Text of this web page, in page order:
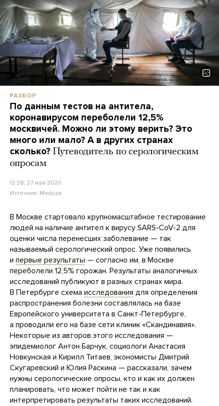
РАЗБОР
По данным тестов на антитела,
коронавирусом переболели 12,5%
москвичей. Можно ли этому верить? Это
много или мало? А в других странах
сколько? Путеводитель по серологическим
опросам
12:38, 27 мая 2020
Источник: Meduza
В Москве стартовало крупномасштабное тестирование
людей на наличие антител к вирусу SARS-CoV-2 для
оценки числа перенесших заболевание — так
называемый серологический опрос. Уже появились
и первые результаты — согласно им, в Москве
переболели 12,5% горожан. Результаты аналогичных
исследований публикуют в разных странах мира.
В Петербурге схема исследования для определения
распространения болезни составлялась на базе
Европейского университета в Санкт-Петербурге,
а проводили его на базе сети клиник «Скандинавия».
Некоторые из авторов этого исследования —
эпидемиолог Антон Барчук, социологи Анастасия
Новкунская и Кирилл Титаев, экономисты Дмитрий
Скугаревский и Юлия Раскина — рассказали, зачем
нужны серологические опросы, кто и как их должен
планировать, что может пойти не так и как
интерпретировать результаты таких исследований.